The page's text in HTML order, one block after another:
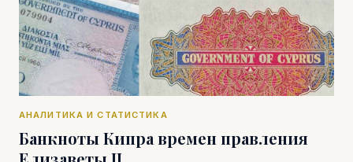
АНАЛИТИКА И СТАТИСТИКА
Банкноты Кипра времен правления